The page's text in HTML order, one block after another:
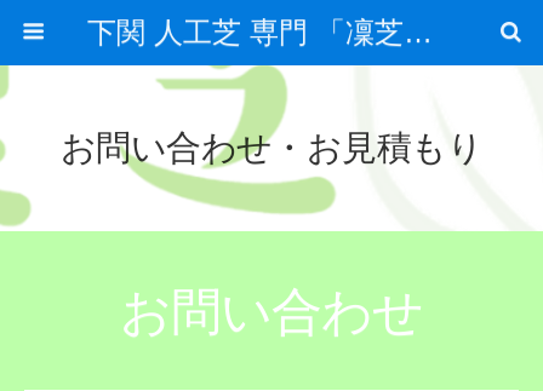
下関 人工芝 専門 「凜芝」(りんしば）
お問い合わせ・お見積もり
お問い合わせ